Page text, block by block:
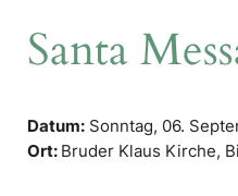
Santa
Datum: Sonntag, 06.
Ort: Bruder Klaus Kirche,